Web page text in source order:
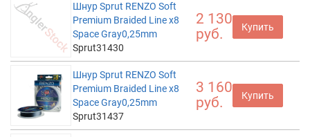
Шнур Sprut RENZO Soft
Premium Braided Line x8
Space Gray0,25mm
Sprut31430
2 130
руб.
Купить
Шнур Sprut RENZO Soft
Premium Braided Line x8
Space Gray0,25mm
Sprut31437
3 160
руб.
Купить